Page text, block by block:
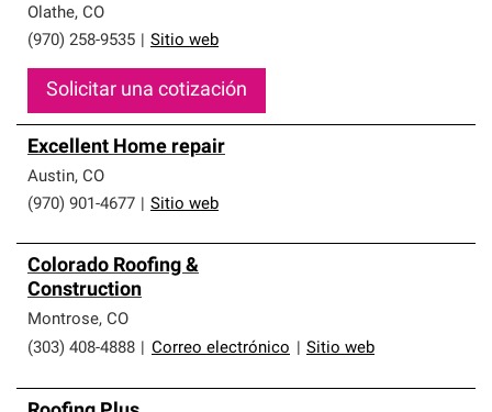
que cumplen con altos estándares y requisitos estrictos
de profesionalismo y confiabilidad.
Olathe, CO
(970) 258-9535
Sitio web
Solicitar una cotización
Excellent Home repair
Austin, CO
(970) 901-4677
Sitio web
Colorado Roofing &
Construction
Montrose, CO
(303) 408-4888
Correo electrónico Sitio web